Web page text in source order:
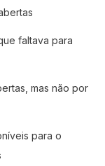
faltava para
mas não por
para o